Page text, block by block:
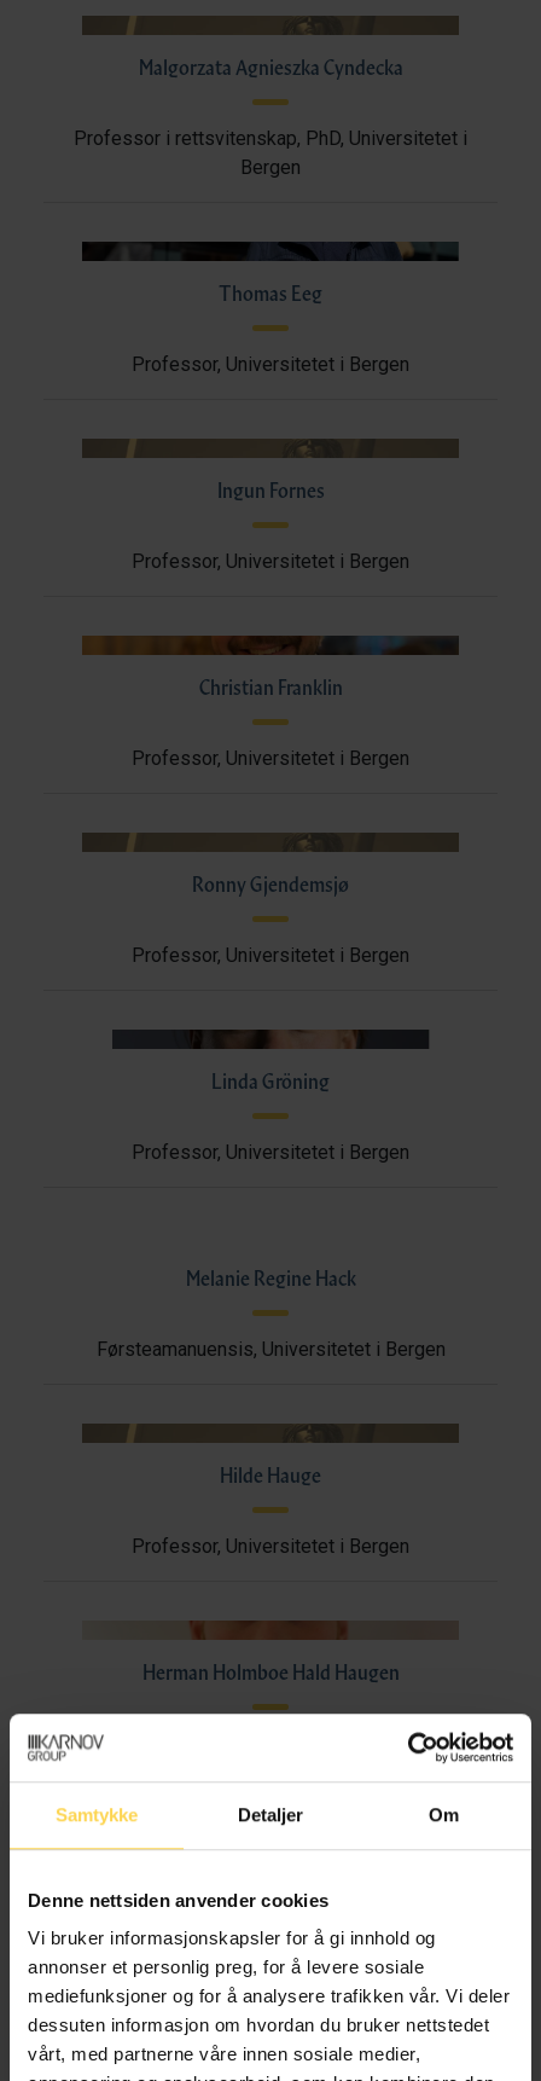
Samtykke Detaljer Om
Denne nettsiden anvender cookies
Vi bruker informasjonskapsler for å gi innhold og
annonser et personlig preg, for å levere sosiale
mediefunksjoner og for å analysere trafikken vår. Vi deler
dessuten informasjon om hvordan du bruker nettstedet
vårt, med partnerne våre innen sosiale medier,
Malgorzata Agnieszka Cyndecka
Professor i rettsvitenskap, PhD, Universitetet i
Bergen
Thomas Eeg
Professor, Universitetet i Bergen
Ingun Fornes
Professor, Universitetet i Bergen
Christian Franklin
Professor, Universitetet i Bergen
Ronny Gjendemsjø
Professor, Universitetet i Bergen
Linda Gröning
Professor, Universitetet i Bergen
Melanie Regine Hack
Førsteamanuensis, Universitetet i Bergen
Hilde Hauge
Professor, Universitetet i Bergen
Herman Holmboe Hald Haugen
Stipendiat, Universitetet i Bergen
PhD-student, Universitetet i Bergen
Eirik Holmøyvik